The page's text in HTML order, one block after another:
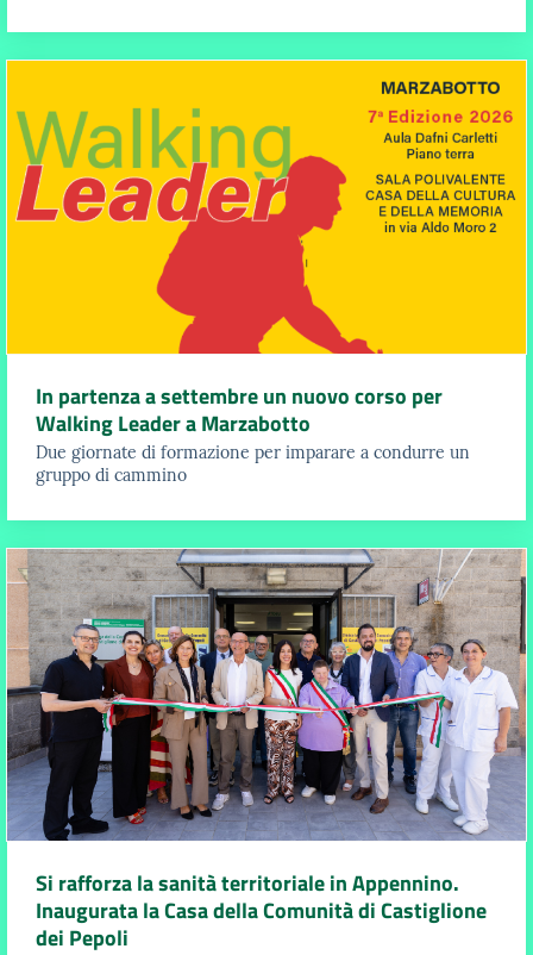
In partenza a settembre un nuovo corso per
Walking Leader a Marzabotto
Due giornate di formazione per imparare a condurre un
gruppo di cammino
Si rafforza la sanità territoriale in Appennino.
Inaugurata la Casa della Comunità di Castiglione
dei Pepoli